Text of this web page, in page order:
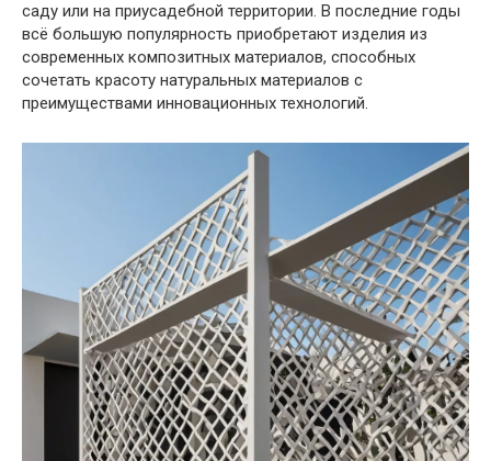
саду или на приусадебной территории. В последние годы
всё большую популярность приобретают изделия из
современных композитных материалов, способных
сочетать красоту натуральных материалов с
преимуществами инновационных технологий.